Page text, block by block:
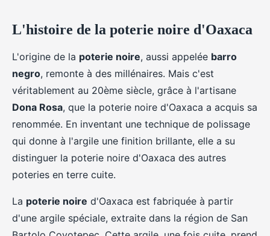
L'histoire de la poterie noire d'Oaxaca
L'origine de la poterie noire, aussi appelée barro
negro, remonte à des millénaires. Mais c'est
véritablement au 20ème siècle, grâce à l'artisane
Dona Rosa, que la poterie noire d'Oaxaca a acquis sa
renommée. En inventant une technique de polissage
qui donne à l'argile une finition brillante, elle a su
distinguer la poterie noire d'Oaxaca des autres
poteries en terre cuite.
La poterie noire d'Oaxaca est fabriquée à partir
d'une argile spéciale, extraite dans la région de San